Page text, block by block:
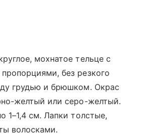
мохнатое тельце с
без резкого
грудью и брюшком. Окрас
желтый или серо-желтый.
1–1,4 см. Лапки толстые,
волосками.